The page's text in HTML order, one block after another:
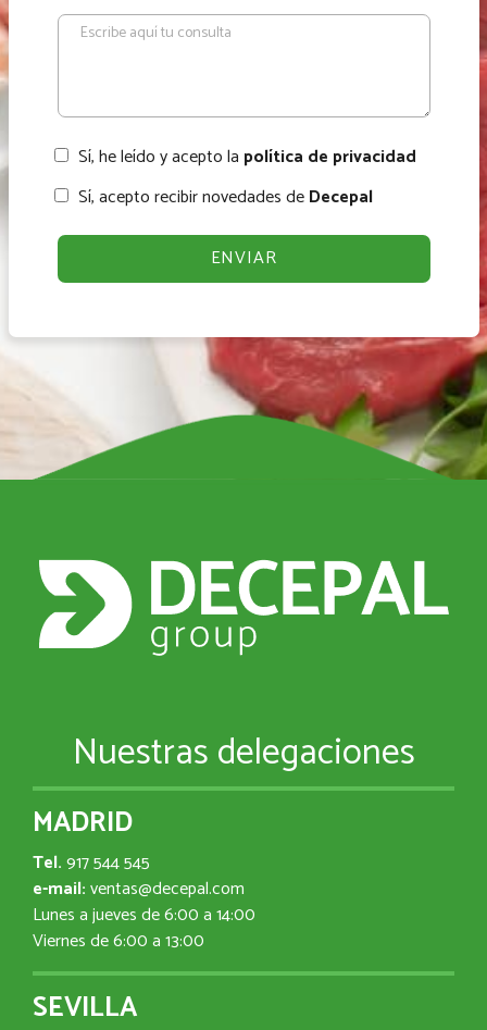
Sí, he leído y acepto la política de privacidad
Sí, acepto recibir novedades deDecepal
Nuestras delegaciones
MADRID
Tel.917 544 545
e-mail:ventas@decepal.com
Lunes a jueves de 6:00 a 14:00
Viernes de 6:00 a 13:00
SEVILLA